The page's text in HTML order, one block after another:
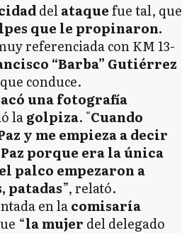
delataquefue tal, que
que le propinaron.
referenciada con KM 13-
“Barba” Gutiérrez
conduce.
una fotografía
lagolpiza. "Cuando
y me empieza a decir
porque era la única
palco empezaron a
patadas”, relató.
en lacomisaría
“la mujer del delegado